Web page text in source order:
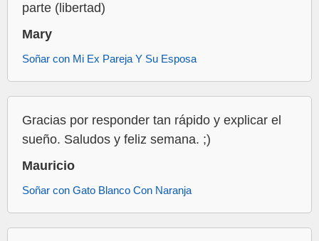
parte (libertad)
Mary
Soñar con Mi Ex Pareja Y Su Esposa
Gracias por responder tan rápido y explicar el
sueño. Saludos y feliz semana. ;)
Mauricio
Soñar con Gato Blanco Con Naranja